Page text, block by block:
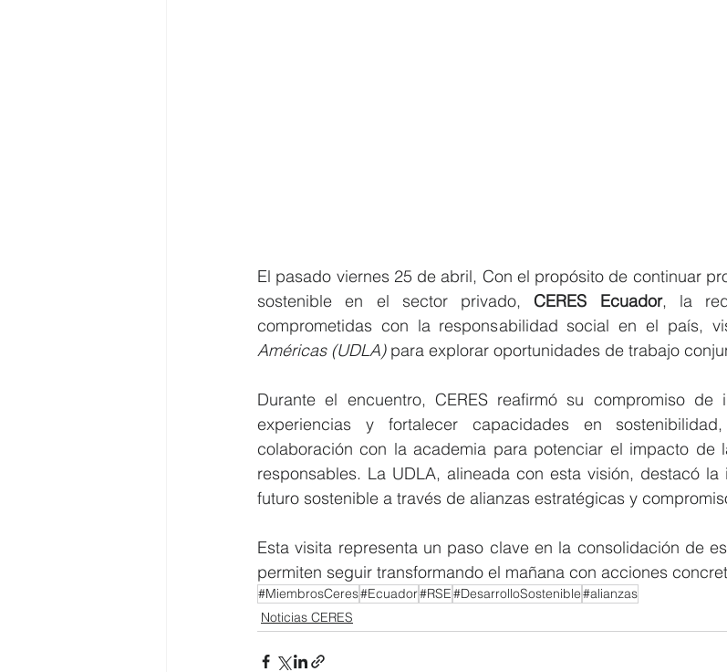
El pasado viernes 25 de abril, Con el propósito de continuar
sostenible en el sector privado, CERES Ecuador, la
comprometidas con la responsabilidad social en el país,
Américas (UDLA) para explorar oportunidades de trabajo
Durante el encuentro, CERES reafirmó su compromiso
experiencias y fortalecer capacidades en
colaboración con la academia para potenciar el impacto de
responsables. La UDLA, alineada con esta visión, destacó
futuro sostenible a través de alianzas estratégicas y
Esta visita representa un paso clave en la consolidación de
permiten seguir transformando el mañana con acciones
#MiembrosCeres#Ecuador#RSE#DesarrolloSostenible#alianzas
Noticias CERES